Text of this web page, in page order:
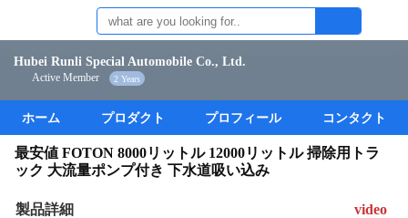
Hubei Runli Special Automobile Co., Ltd.
Active Member 2 Years
ホーム プロダクト プロフィール コンタクト
最安値 FOTON 8000リットル 12000リットル 掃除用トラ
ック 大流量ポンプ付き 下水道吸い込み
製品詳細 video